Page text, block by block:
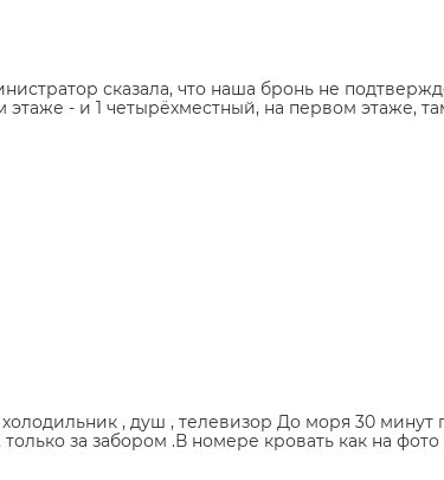
сказала, что наша бронь не
этаже - и 1 четырёхместный, на первом
, душ , телевизор До моря 30
за забором .В номере кровать как на